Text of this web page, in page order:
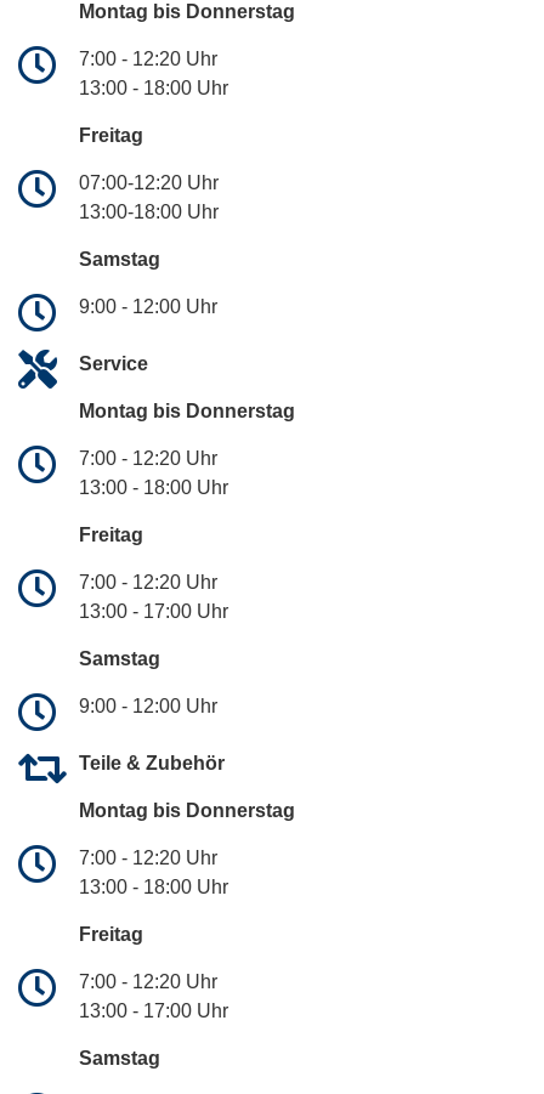
Montag bis Donnerstag
7:00 - 12:20 Uhr
13:00 - 18:00 Uhr
Freitag
07:00-12:20 Uhr
13:00-18:00 Uhr
Samstag
9:00 - 12:00 Uhr
Service
Montag bis Donnerstag
7:00 - 12:20 Uhr
13:00 - 18:00 Uhr
Freitag
7:00 - 12:20 Uhr
13:00 - 17:00 Uhr
Samstag
9:00 - 12:00 Uhr
Teile & Zubehör
Montag bis Donnerstag
7:00 - 12:20 Uhr
13:00 - 18:00 Uhr
Freitag
7:00 - 12:20 Uhr
13:00 - 17:00 Uhr
Samstag